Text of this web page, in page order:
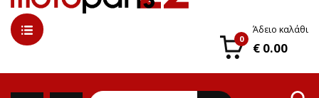
0
Άδειο καλάθι
€ 0.00